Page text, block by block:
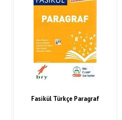
Fasikül Türkçe Paragraf